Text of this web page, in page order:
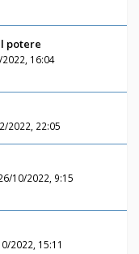
potere
16:04
2022, 22:05
10/2022, 9:15
2022, 15:11